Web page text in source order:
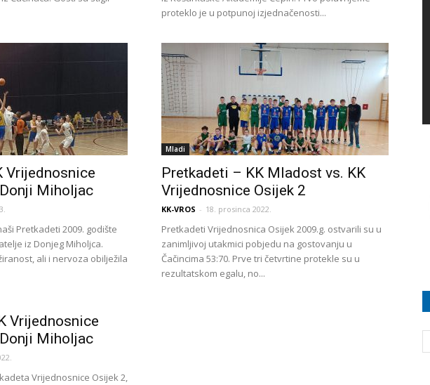
proteklo je u potpunoj izjednačenosti...
Vrijednosnice
Miholjac
Pretkadeti 2009. godište
iz Donjeg Miholjca.
ali i nervoza obilježila
Mladi
Pretkadeti – KK Mladost vs. KK
Vrijednosnice Osijek 2
KK-VROS - 18. prosinca 2022.
Pretkadeti Vrijednosnica Osijek 2009.g. ostvarili su u
zanimljivoj utakmici pobjedu na gostovanju u
Čačincima 53:70. Prve tri četvrtine protekle su u
rezultatskom egalu, no...
Vrijednosnice
Miholjac
Vrijednosnice Osijek 2,